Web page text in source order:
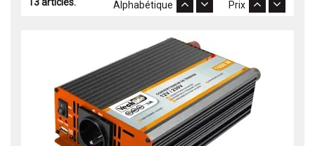
Prix
Alphabétique